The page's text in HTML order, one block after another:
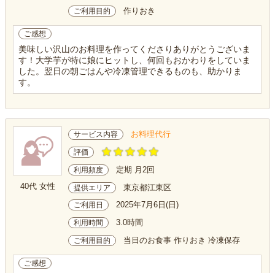
ご利用目的 作りおき
ご感想
美味しい沢山のお料理を作ってくださりありがとうございま
す！大学芋が特に娘にヒットし、何回もおかわりをしていま
した。翌日の朝ごはんや冷凍管理できるものも、助かりま
す。
40代 女性
サービス内容 お料理代行
評価
利用頻度 定期 月2回
提供エリア 東京都江東区
ご利用日 2025年7月6日(日)
利用時間 3.0時間
ご利用目的 当日のお食事 作りおき 冷凍保存
ご感想